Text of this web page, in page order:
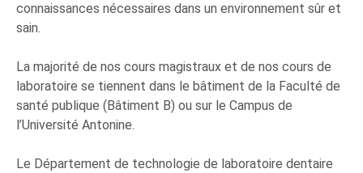
connaissances nécessaires dans un environnement sûr et
sain.
La majorité de nos cours magistraux et de nos cours de
laboratoire se tiennent dans le bâtiment de la Faculté de
santé publique (Bâtiment B) ou sur le Campus de
l’Université Antonine.
Le Département de technologie de laboratoire dentaire